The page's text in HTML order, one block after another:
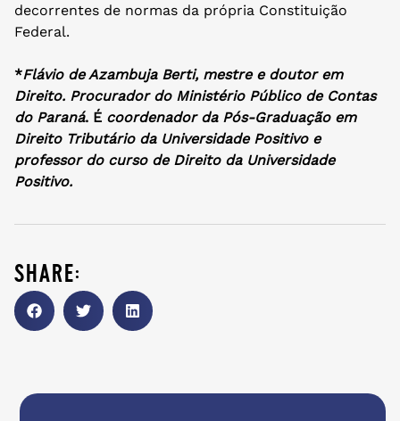
decorrentes de normas da própria Constituição
Federal.
*Flávio de Azambuja Berti, mestre e doutor em
Direito. Procurador do Ministério Público de Contas
do Paraná. É coordenador da Pós-Graduação em
Direito Tributário da Universidade Positivo e
professor do curso de Direito da Universidade
Positivo.
share: